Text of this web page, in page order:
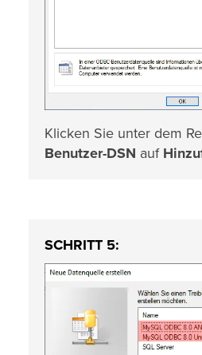
Klicken Sie unter dem
Benutzer-DSN auf
SCHRITT 5: